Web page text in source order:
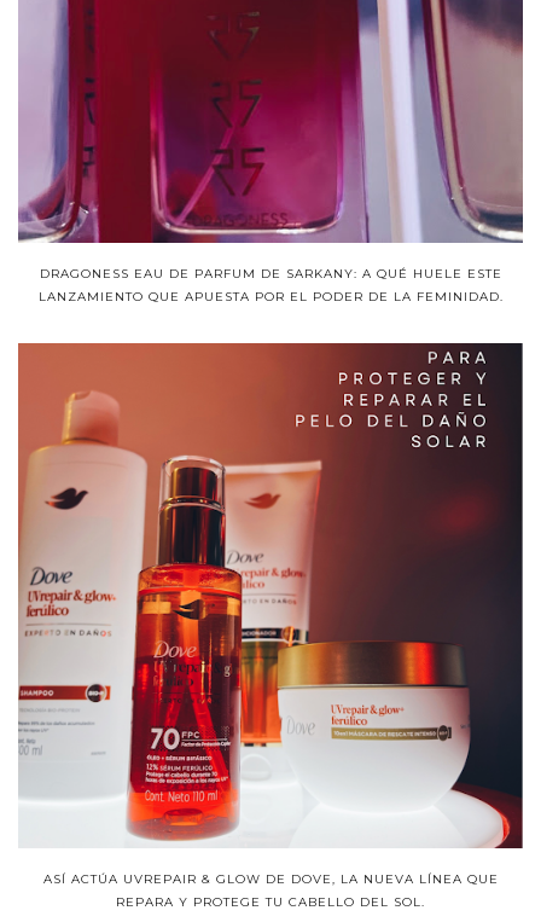
DRAGONESS EAU DE PARFUM DE SARKANY: A QUÉ HUELE ESTE
LANZAMIENTO QUE APUESTA POR EL PODER DE LA FEMINIDAD.
ASÍ ACTÚA UVREPAIR & GLOW DE DOVE, LA NUEVA LÍNEA QUE
REPARA Y PROTEGE TU CABELLO DEL SOL.